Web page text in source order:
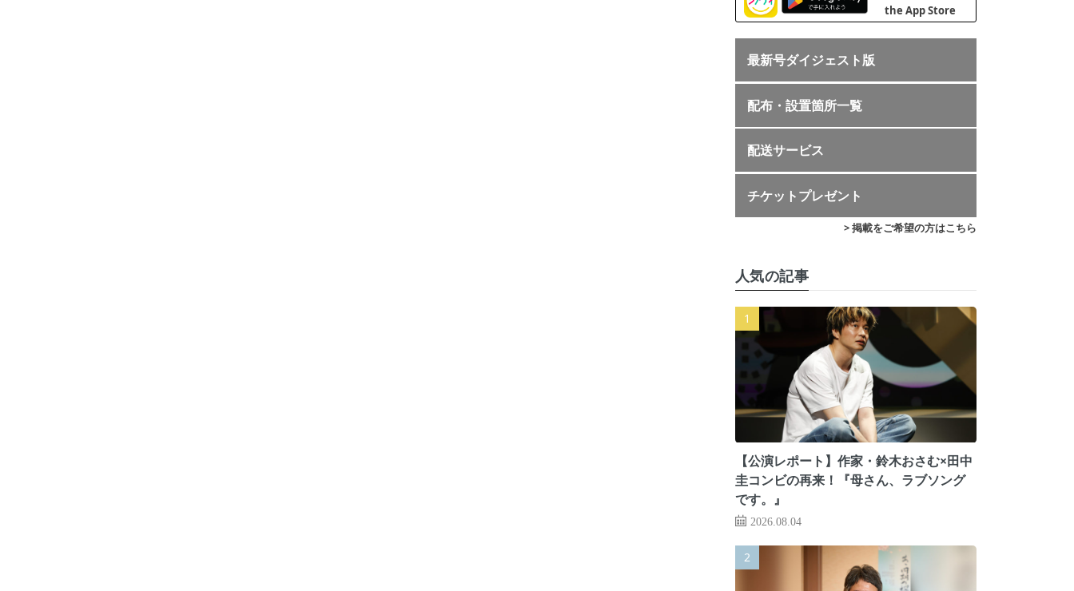
最新号ダイジェスト版
配布・設置箇所一覧
配送サービス
チケットプレゼント
> 掲載をご希望の方はこちら
人気の記事
【公演レポート】作家・鈴木おさむ×田中
圭コンビの再来！『母さん、ラブソング
です。』
2026.08.04